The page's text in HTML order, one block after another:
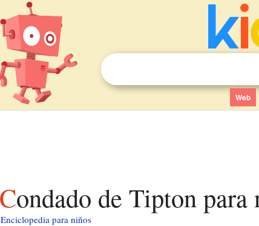
Web
Condado de Tipton para
Enciclopedia para niños